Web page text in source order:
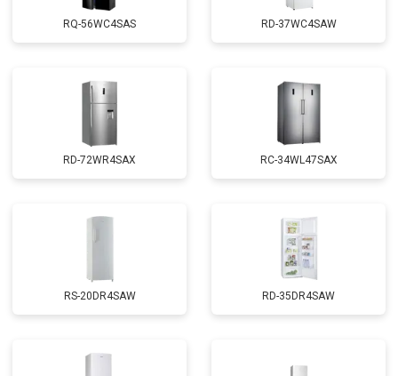
RQ-56WC4SAS RD-37WC4SAW
RD-72WR4SAX RС-34WL47SAX
RS-20DR4SAW RD-35DR4SAW